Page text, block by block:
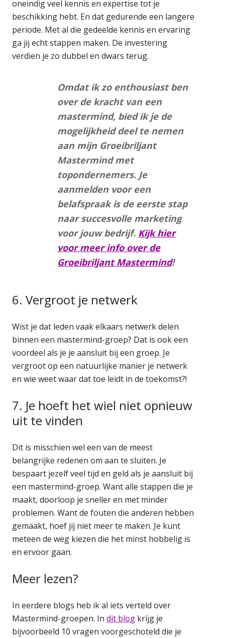
oneindig veel kennis en expertise tot je
beschikking hebt. En dat gedurende een langere
periode. Met al die gedeelde kennis en ervaring
ga jij echt stappen maken. De investering
verdien je zo dubbel en dwars terug.
Omdat ik zo enthousiast ben
over de kracht van een
mastermind, bied ik je de
mogelijkheid deel te nemen
aan mijn Groeibriljant
Mastermind met
topondernemers. Je
aanmelden voor een
belafspraak is de eerste stap
naar succesvolle marketing
voor jouw bedrijf. Kijk hier
voor meer info over de
Groeibriljant Mastermind!
6. Vergroot je netwerk
Wist je dat leden vaak elkaars netwerk delen
binnen een mastermind-groep? Dat is ook een
voordeel als je je aansluit bij een groep. Je
vergroot op een natuurlijke manier je netwerk
en wie weet waar dat toe leidt in de toekomst?!
7. Je hoeft het wiel niet opnieuw
uit te vinden
Dit is misschien wel een van de meest
belangrijke redenen om aan te sluiten. Je
bespaart jezelf veel tijd en geld als je aansluit bij
een mastermind-groep. Want alle stappen die je
maakt, doorloop je sneller en met minder
problemen. Want de fouten die anderen hebben
gemaakt, hoef jij niet meer te maken. Je kunt
meteen de weg kiezen die het minst hobbelig is
en ervoor gaan.
Meer lezen?
In eerdere blogs heb ik al iets verteld over
Mastermind-groepen. Indit blog krijg je
bijvoorbeeld 10 vragen voorgeschoteld die je